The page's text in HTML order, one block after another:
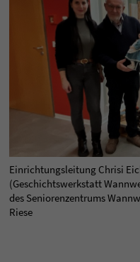
Einrichtungsleitung Chrisi
(Geschichtswerkstatt
des Seniorenzentrums
Riese